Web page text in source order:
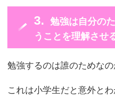
勉強は自分の
うことを理解させ
勉強するのは誰のためなの
これは小学生だと意外と